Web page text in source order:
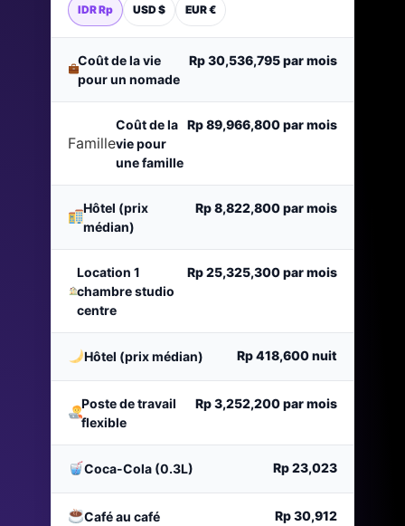
IDR Rp
USD $ EUR €
Coût de la vie
pour un nomade
Rp 30,536,795par mois
Famille
Coût de la
vie pour
une famille
Rp 89,966,800par mois
Hôtel (prix
médian)
Rp 8,822,800par mois
Location 1
chambre studio
centre
Rp 25,325,300par mois
Hôtel (prix médian) Rp 418,600nuit
Poste de travail
flexible
Rp 3,252,200par mois
Coca-Cola (0.3L) Rp 23,023
Café au café Rp 30,912